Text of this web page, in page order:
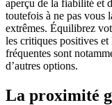
aperçu de la fiabilité et
toutefois à ne pas vous
extrêmes. Équilibrez
les critiques positives
fréquentes sont
d’autres options.
La proximité